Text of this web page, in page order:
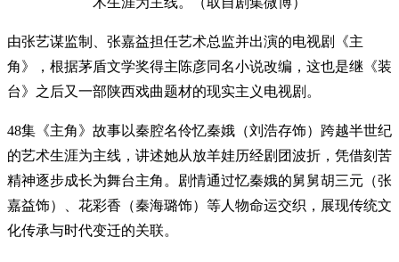
由张艺谋监制、张嘉益担任艺术总监并出演的电视剧《主
角》，根据茅盾文学奖得主陈彦同名小说改编，这也是继《装
台》之后又一部陕西戏曲题材的现实主义电视剧。
48集《主角》故事以秦腔名伶忆秦娥（刘浩存饰）跨越半世纪
的艺术生涯为主线，讲述她从放羊娃历经剧团波折，凭借刻苦
精神逐步成长为舞台主角。剧情通过忆秦娥的舅舅胡三元（张
嘉益饰）、花彩香（秦海璐饰）等人物命运交织，展现传统文
化传承与时代变迁的关联。